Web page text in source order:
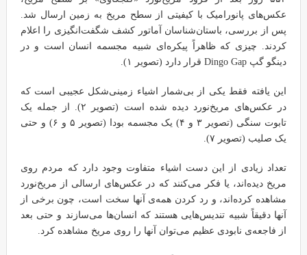
عکس‌های پانورامیک با کیفیتی از سطح مریخ به زمین ارسال شد.
پس از بررسی، باستان‌شناسان آماتور کشف شگفت‌انگیزی را اعلام
کردند. چیزی که ظاهراً پیکره‌ای شبیه مجسمه انسان است و در
دینگو گپ Dingo Gap قرار دارد (تصویر ۱).
این یافته فقط یکی از بی‌شمار اشیاء زمینی‌شکل عجیبی است که
در عکس‌های مریخ‌نورد دیده شده است (تصویر ۲). از جمله یک
تابوت سنگی (تصویر ۳ و ۴) یک مجسمه بودا (تصویر ۵ و ۶) و حتی
یک صلیب (تصویر ۷).
تعداد زیادی از این دست اشیاء متفاوت وجود دارد که مردم روی
مریخ دیده‌اند، یا فکر می‌کنند که در عکس‌های ارسالی از مریخ‌نورد
مشاهده کرده‌اند، و رد کردن همه‌ی آنها سخت است، چون برخی از
آنها دقیقاً شبیه تندیس‌هایی هستند که انسان‌ها می‌سازند و حتی بعد
از فاجعه‌ی نابودی عظیم می‌توان آنها را روی مریخ مشاهده کرد.